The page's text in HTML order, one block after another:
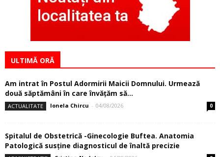
ULTIMĂ ORĂ
Am intrat în Postul Adormirii Maicii Domnului. Urmează
două săptămâni în care învăţăm să...
ACTUALITATE Ionela Chircu - 04/08/2026 0
Spitalul de Obstetrică -Ginecologie Buftea. Anatomia
Patologică susţine diagnosticul de înaltă precizie